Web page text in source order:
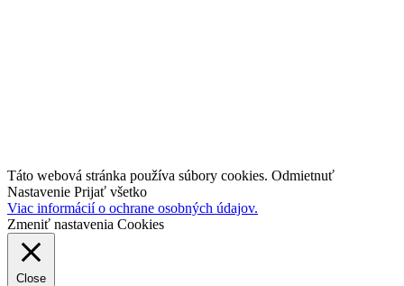
Táto webová stránka používa súbory cookies. Odmietnuť
Nastavenie Prijať všetko
Viac informácií o ochrane osobných údajov.
Zmeniť nastavenia Cookies
Close